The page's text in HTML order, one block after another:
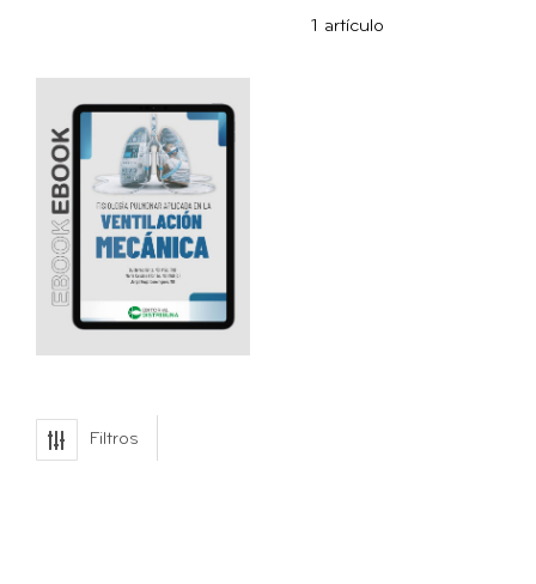
Descendente
1 artículo
Filtros